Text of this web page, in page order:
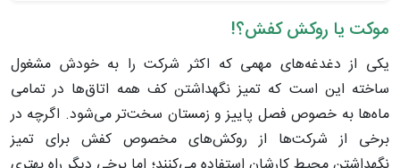
موکت یا روکش کفش؟!
یکی از دغدغه‌های مهمی که اکثر شرکت را به خودش مشغول
ساخته این است که تمیز نگهداشتن کف همه اتاق‌ها در تمامی
ماه‌ها به خصوص فصل پاییز و زمستان سخت‌تر می‌شود. اگرچه در
برخی از شرکت‌ها از روکش‌های مخصوص کفش برای تمیز